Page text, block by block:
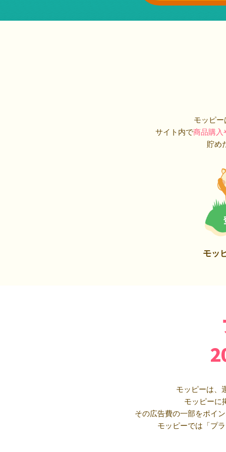
モッピ
サイト内で商品購入
貯め
モッ
モッピーは、
モッピーに
その広告費の一部をポイ
モッピーでは「プ